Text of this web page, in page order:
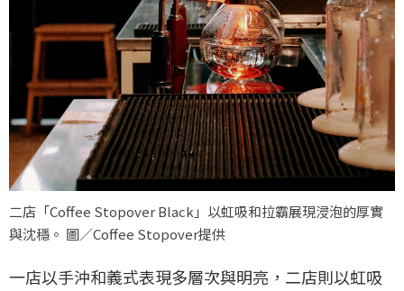
二店「Coffee Stopover Black」以虹吸和拉霸展現浸泡的厚實
與沈穩。 圖／Coffee Stopover提供
一店以手沖和義式表現多層次與明亮，二店則以虹吸